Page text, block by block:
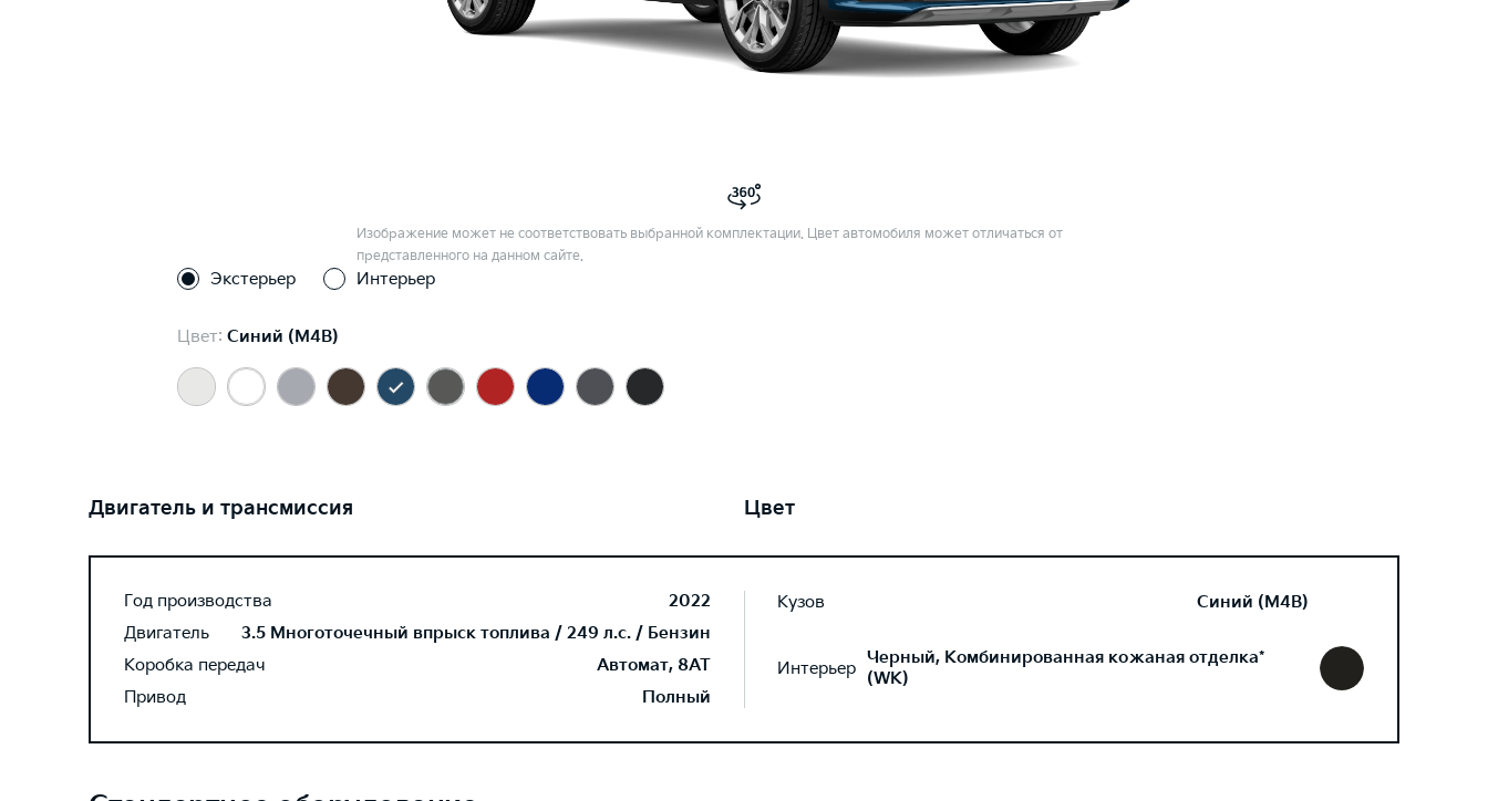
Изображение может не соответствовать выбранной комплектации. Цвет автомобиля может отличаться от
представленного на данном сайте.
Экстерьер Интерьер
Цвет: Синий (M4B)
Двигатель и трансмиссия
Год производства
2022
Двигатель
3.5 Многоточечный впрыск топлива / 249 л.с. / Бензин
Коробка передач
Автомат, 8AT
Привод
Полный
Цвет
Кузов Синий (M4B)
Интерьер Черный, Комбинированная кожаная отделка*
(WK)